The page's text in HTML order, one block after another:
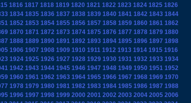
1816 1817 1818 1819 1820 1821 1822 1823 1824 1825 1826
1834 1835 1836 1837 1838 1839 1840 1841 1842 1843 1844
1852 1853 1854 1855 1856 1857 1858 1859 1860 1861 1862
1870 1871 1872 1873 1874 1875 1876 1877 1878 1879 1880
1888 1889 1890 1891 1892 1893 1894 1895 1896 1897 1898
1906 1907 1908 1909 1910 1911 1912 1913 1914 1915 1916
1924 1925 1926 1927 1928 1929 1930 1931 1932 1933 1934
1942 1943 1944 1945 1946 1947 1948 1949 1950 1951 1952
1960 1961 1962 1963 1964 1965 1966 1967 1968 1969 1970
1978 1979 1980 1981 1982 1983 1984 1985 1986 1987 1988
1996 1997 1998 1999 2000 2001 2002 2003 2004 2005 2006